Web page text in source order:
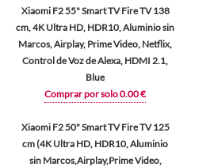
Xiaomi F2 55" Smart TV Fire TV 138
cm, 4K Ultra HD, HDR10, Aluminio sin
Marcos, Airplay, Prime Video, Netflix,
Control de Voz de Alexa, HDMI 2.1,
Blue
Comprar por solo 0.00 €
Xiaomi F2 50" Smart TV Fire TV 125
cm (4K Ultra HD, HDR10, Aluminio
sin Marcos,Airplay,Prime Video,